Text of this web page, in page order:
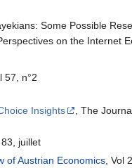
Some Possible
on the Internet
57, n°2
Insights
, The
juillet
of Austrian Economics, Vol